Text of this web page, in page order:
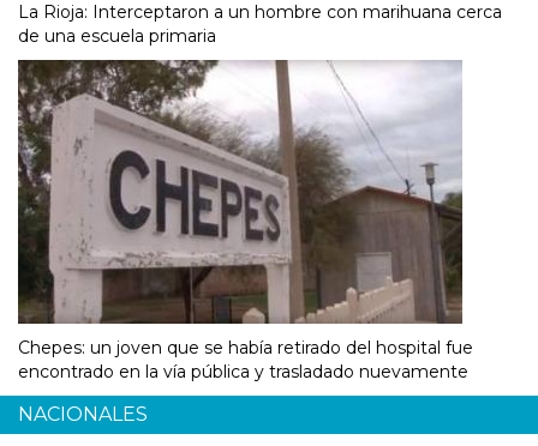
La Rioja: Interceptaron a un hombre con marihuana cerca
de una escuela primaria
Chepes: un joven que se había retirado del hospital fue
encontrado en la vía pública y trasladado nuevamente
NACIONALES